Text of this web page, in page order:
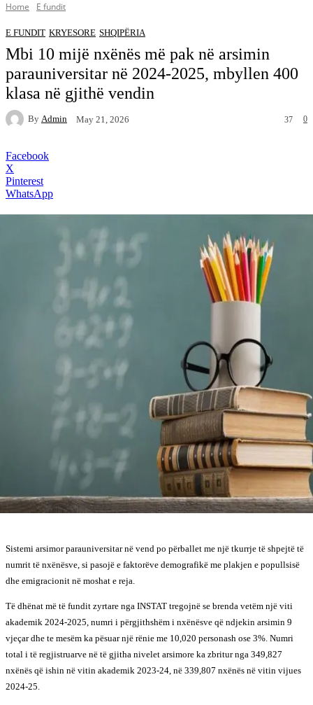
Home E fundit
E FUNDIT KRYESORE SHQIPËRIA
Mbi 10 mijë nxënës më pak në arsimin
parauniversitar në 2024-2025, mbyllen 400
klasa në gjithë vendin
By Admin May 21, 2026 0
37
Facebook
X
Pinterest
WhatsApp
Sistemi arsimor parauniversitar në vend po përballet me një tkurrje të shpejtë të
numrit të nxënësve, si pasojë e faktorëve demografikë me plakjen e popullsisë
dhe emigracionit në moshat e reja.
Të dhënat më të fundit zyrtare nga INSTAT tregojnë se brenda vetëm një viti
akademik 2024-2025, numri i përgjithshëm i nxënësve që ndjekin arsimin 9
vjeçar dhe te mesëm ka pësuar një rënie me 10,020 personash ose 3%. Numri
total i të regjistruarve në të gjitha nivelet arsimore ka zbritur nga 349,827
nxënës që ishin në vitin akademik 2023-24, në 339,807 nxënës në vitin vijues
2024-25.